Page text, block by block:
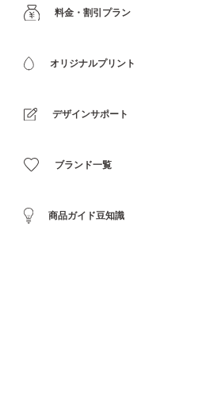
料金・割引プラン
オリジナルプリント
デザインサポート
ブランド一覧
商品ガイド豆知識